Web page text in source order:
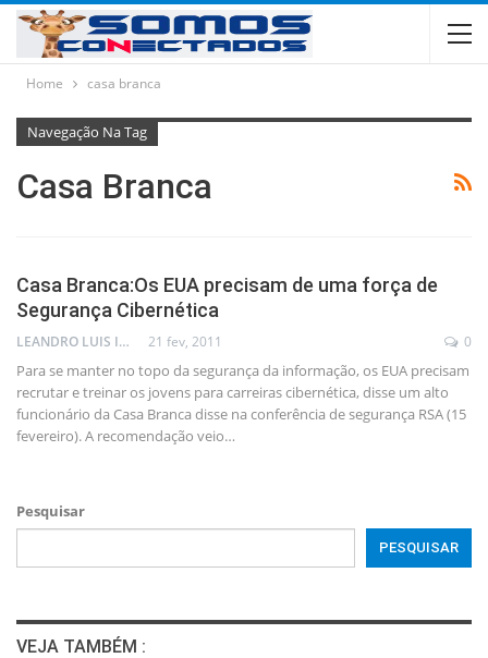
Home casa branca
Navegação Na Tag
Casa Branca
Casa Branca:Os EUA precisam de uma força de
Segurança Cibernética
LEANDRO LUIS ISOLA 21 fev, 2011 0
Para se manter no topo da segurança da informação, os EUA precisam
recrutar e treinar os jovens para carreiras cibernética, disse um alto
funcionário da Casa Branca disse na conferência de segurança RSA (15
fevereiro). A recomendação veio…
Pesquisar
PESQUISAR
VEJA TAMBÉM :